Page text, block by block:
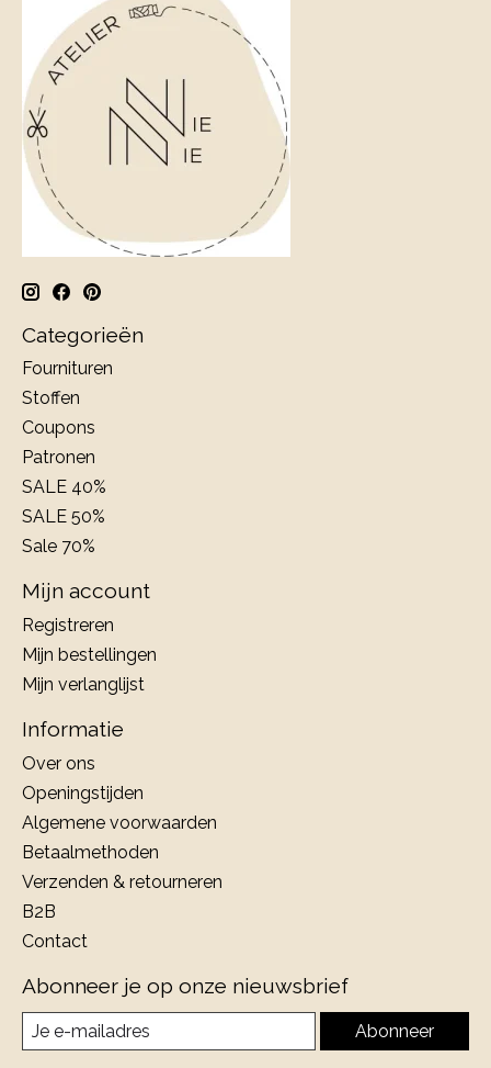
Categorieën
Fournituren
Stoffen
Coupons
Patronen
SALE 40%
SALE 50%
Sale 70%
Mijn account
Registreren
Mijn bestellingen
Mijn verlanglijst
Informatie
Over ons
Openingstijden
Algemene voorwaarden
Betaalmethoden
Verzenden & retourneren
B2B
Contact
Abonneer je op onze nieuwsbrief
Abonneer